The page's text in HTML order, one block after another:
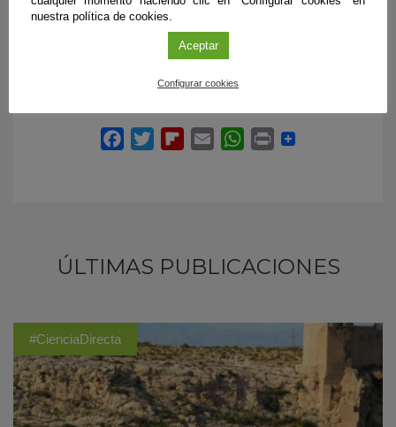
ÚLTIMAS PUBLICACIONES
#CienciaDirecta
nuestra política de cookies.
Aceptar
Configurar cookies